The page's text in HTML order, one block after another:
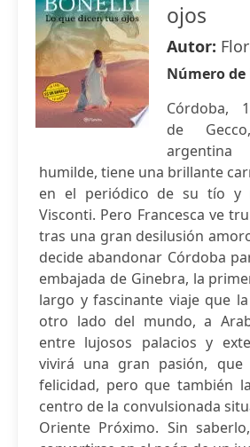
ojos
Autor:
Número de
Córdoba,
de
humilde, tiene una brillante
en el periódico de su tío y
Visconti. Pero Francesca ve
tras una gran desilusión
decide abandonar Córdoba
embajada de Ginebra, la
largo y fascinante viaje que
otro lado del mundo, a
entre lujosos palacios y
vivirá una gran pasión, que
felicidad, pero que también
centro de la convulsionada
Oriente Próximo. Sin